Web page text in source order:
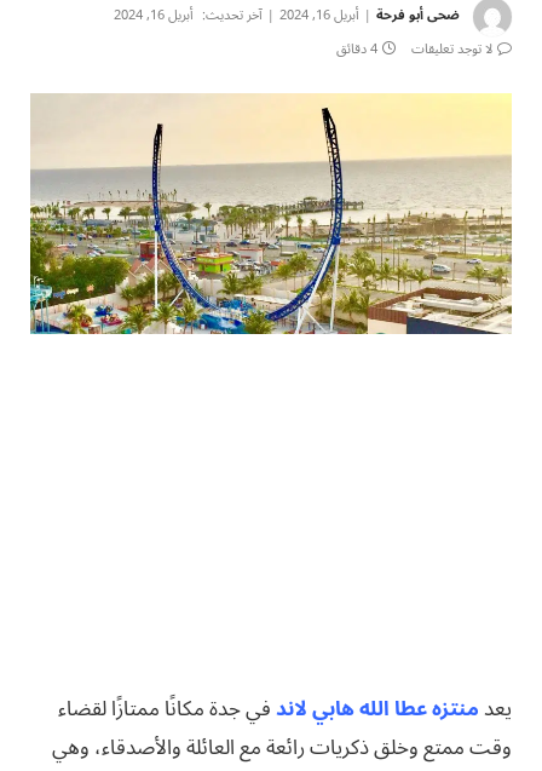
ضحى أبو فرحة أبريل 16, 2024 آخر تحديث: أبريل 16, 2024
لا توجد تعليقات
4 دقائق
يعدمنتزه عطا الله هابي لاندفي جدة مكانًا ممتازًا لقضاء
وقت ممتع وخلق ذكريات رائعة مع العائلة والأصدقاء، وهي